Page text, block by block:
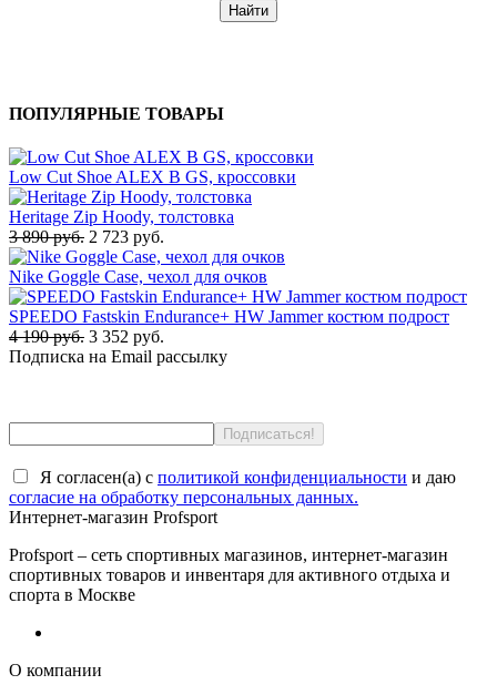
ПОПУЛЯРНЫЕ ТОВАРЫ
Low Cut Shoe ALEX B GS, кроссовки
Heritage Zip Hoody, толстовка
3 890 руб. 2 723 руб.
Nike Goggle Case, чехол для очков
SPEEDO Fastskin Endurance+ HW Jammer костюм подрост
4 190 руб. 3 352 руб.
Подписка на Email рассылку
Я согласен(a) с политикой конфиденциальности и даю
согласие на обработку персональных данных.
Интернет-магазин Profsport
Profsport – сеть спортивных магазинов, интернет-магазин
спортивных товаров и инвентаря для активного отдыха и
спорта в Москве
О компании